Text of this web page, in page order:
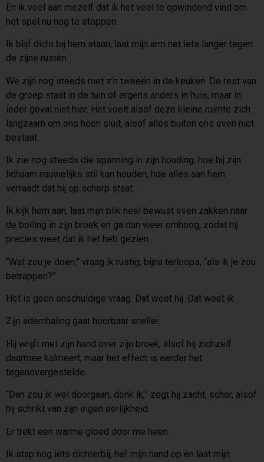
En ik voel aan mezelf dat ik het veel te opwindend vind om
het spel nu nog te stoppen.
Ik blijf dicht bij hem staan, laat mijn arm net iets langer tegen
de zijne rusten.
We zijn nog steeds met z’n tweeën in de keuken. De rest van
de groep staat in de tuin of ergens anders in huis, maar in
ieder geval niet hier. Het voelt alsof deze kleine ruimte zich
langzaam om ons heen sluit, alsof alles buiten ons even niet
bestaat.
Ik zie nog steeds die spanning in zijn houding, hoe hij zijn
lichaam nauwelijks stil kan houden, hoe alles aan hem
verraadt dat hij op scherp staat.
Ik kijk hem aan, laat mijn blik heel bewust even zakken naar
de bolling in zijn broek en ga dan weer omhoog, zodat hij
precies weet dat ik het heb gezien.
“Wat zou je doen,” vraag ik rustig, bijna terloops, “als ik je zou
betrappen?”
Het is geen onschuldige vraag. Dat weet hij. Dat weet ik.
Zijn ademhaling gaat hoorbaar sneller.
Hij wrijft met zijn hand over zijn broek, alsof hij zichzelf
daarmee kalmeert, maar het effect is eerder het
tegenovergestelde.
“Dan zou ik wel doorgaan, denk ik,” zegt hij zacht, schor, alsof
hij schrikt van zijn eigen eerlijkheid.
Er trekt een warme gloed door me heen.
Ik stap nog iets dichterbij, hef mijn hand op en laat mijn